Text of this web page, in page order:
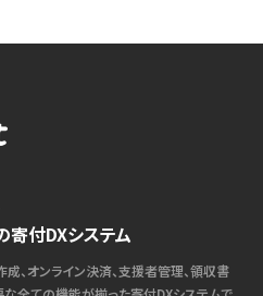
寄付DXシステム
、オンライン決済、支援者管理、領収書